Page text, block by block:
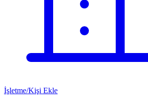
İşletme/Kişi Ekle